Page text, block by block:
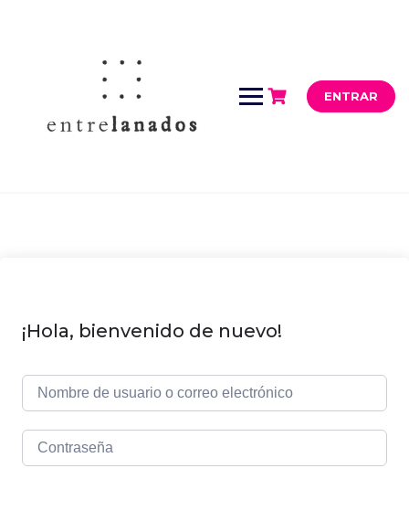
ENTRAR
¡Hola, bienvenido de nuevo!